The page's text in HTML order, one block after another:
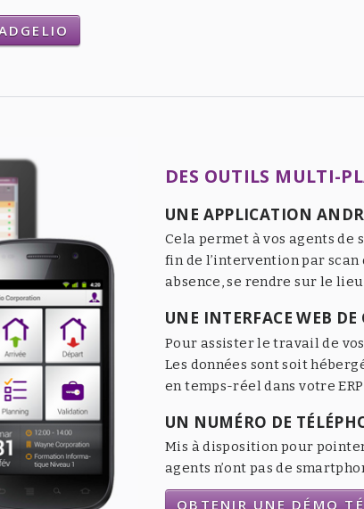
DES OUTILS MULTI-
UNE APPLICATION
Cela permet à vos agents
fin de l’intervention par scan
absence, se rendre sur le
UNE INTERFACE WEB
Pour assister le travail de
Les données sont soit
en temps-réel dans votre
UN NUMÉRO DE
Mis à disposition pour
agents n’ont pas de
OBTENIR UNE DÉMO